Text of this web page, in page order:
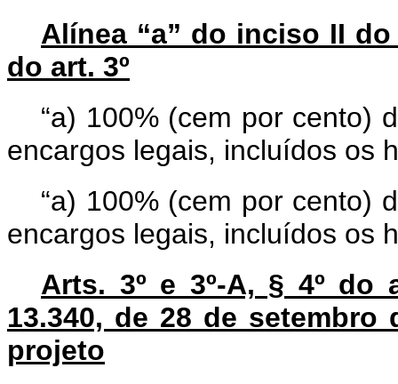
Alínea “a” do inciso II
do art. 3º
“a) 100% (cem por cento)
encargos legais, incluídos os
“a) 100% (cem por cento)
encargos legais, incluídos os
Arts. 3º e 3º-A, § 4º do
13.340, de 28 de
projeto